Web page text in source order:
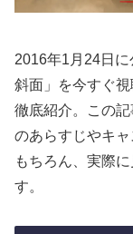
2016年1月24日
斜面」を今すぐ
徹底紹介。この記
のあらすじやキ
もちろん、実際
す。